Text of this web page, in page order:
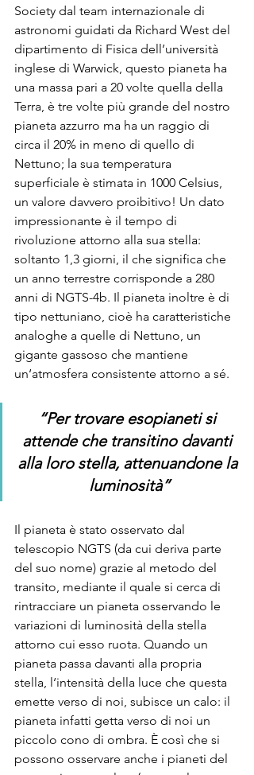
Society dal team internazionale di
astronomi guidati da Richard West del
dipartimento di Fisica dell’università
inglese di Warwick, questo pianeta ha
una massa pari a 20 volte quella della
Terra, è tre volte più grande del nostro
pianeta azzurro ma ha un raggio di
circa il 20% in meno di quello di
Nettuno; la sua temperatura
superficiale è stimata in 1000 Celsius,
un valore davvero proibitivo! Un dato
impressionante è il tempo di
rivoluzione attorno alla sua stella:
soltanto 1,3 giorni, il che significa che
un anno terrestre corrisponde a 280
anni di NGTS-4b. Il pianeta inoltre è di
tipo nettuniano, cioè ha caratteristiche
analoghe a quelle di Nettuno, un
gigante gassoso che mantiene
un‘atmosfera consistente attorno a sé.
“Per trovare esopianeti si
attende che transitino davanti
alla loro stella, attenuandone la
luminosità”
Il pianeta è stato osservato dal
telescopio NGTS (da cui deriva parte
del suo nome) grazie al metodo del
transito, mediante il quale si cerca di
rintracciare un pianeta osservando le
variazioni di luminosità della stella
attorno cui esso ruota. Quando un
pianeta passa davanti alla propria
stella, l‘intensità della luce che questa
emette verso di noi, subisce un calo: il
pianeta infatti getta verso di noi un
piccolo cono di ombra. È così che si
possono osservare anche i pianeti del